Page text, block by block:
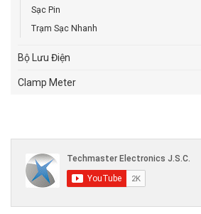
Sạc Pin
Trạm Sạc Nhanh
Bộ Lưu Điện
Clamp Meter